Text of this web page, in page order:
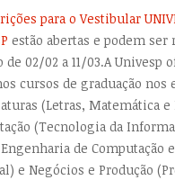
para o Vestibular
estão abertas e podem ser
de 02/02 a 11/03.A Univesp
cursos de graduação nos
(Letras, Matemática e
(Tecnologia da
Engenharia de Computação
e Negócios e Produção